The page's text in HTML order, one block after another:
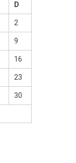
D
2
9
16
23
30